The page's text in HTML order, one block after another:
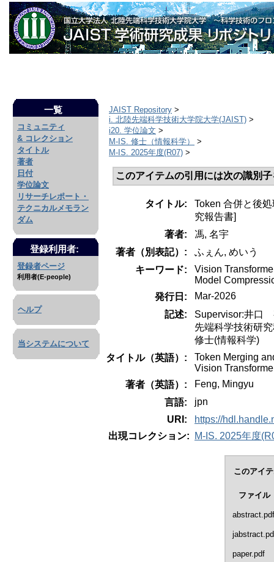
一覧
コミュニティ
& コレクション
タイトル
著者
日付
学位論文
リサーチレポート・
テクニカルメモラン
ダム
登録利用者:
登録者ページ
利用者(E-people)
ヘルプ
当システムについて
JAIST Repository >
i. 北陸先端科学技術大学院大学(JAIST) >
i20. 学位論文 >
M-IS. 修士（情報科学）
>
M-IS. 2025年度(R07) >
このアイテムの引用には次の識別
タイトル:
Token 合併と後
究報告書]
著者:
馮, 名宇
著者（別表記）:
ふぇん, めいう
キーワード:
Vision
Model
発行日:
Mar-2026
記述:
Supervisor:井口
先端科学技術研
修士(情報科学)
タイトル（英語）:
Token Merging
Vision
著者（英語）:
Feng, Mingyu
言語:
jpn
URI:
https://
出現コレクション:
M-IS. 2025年度
このアイ
ファイル
abstract.pdf
paper.pdf